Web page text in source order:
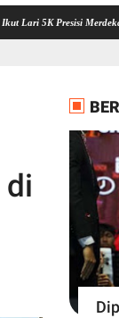
Merdeka Run 2026
di